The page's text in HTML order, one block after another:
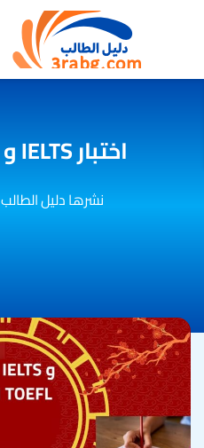
اختبار IELTS و اختبار TOEFL
نشرها دليل الطالب